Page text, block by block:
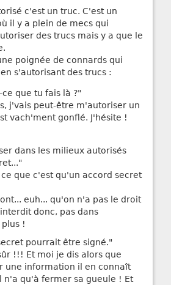
c'est un truc. C'est un
il y a plein de mecs qui
des trucs mais y a que le
poignée de connards qui
s'autorisant des trucs :
ce que tu fais là ?"
j'vais peut-être m'autoriser un
vach'ment gonflé. J'hésite !
dans les milieux autorisés
ce que c'est qu'un accord secret
euh... qu'on n'a pas le droit
donc, pas dans
!
pourrait être signé."
!!! Et moi je dis alors que
une information il en connaît
n'a qu'à fermer sa gueule ! Et